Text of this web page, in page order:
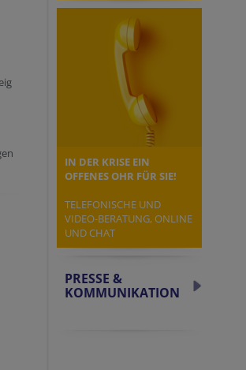
IN DER KRISE EIN
OFFENES OHR FÜR SIE!
TELEFONISCHE UND
VIDEO-BERATUNG, ONLINE
UND CHAT
PRESSE &
KOMMUNIKATION